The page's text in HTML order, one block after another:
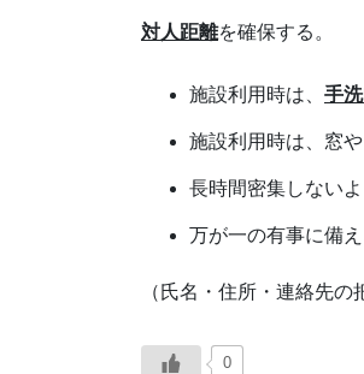
対人距離を確保する。
施設利用時は、 手
施設利用時は、窓
長時間密集しない
万が一の有事に備え
（氏名・住所・連絡先の
0